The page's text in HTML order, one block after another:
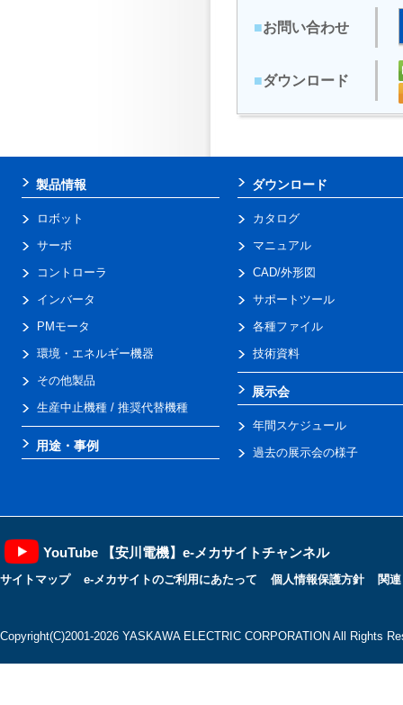
■お問い合わせ
■ダウンロード
製品情報
ロボット
サーボ
コントローラ
インバータ
PMモータ
環境・エネルギー機器
その他製品
生産中止機種 / 推奨代替機種
用途・事例
ダウンロード
カタログ
マニュアル
CAD/外形図
サポートツール
各種ファイル
技術資料
展示会
年間スケジュール
過去の展示会の様子
YouTube 【安川電機】e-メカサイトチャンネル
サイトマップ e-メカサイトのご利用にあたって 個人情報保護方針 関
Copyright(C)2001‐2026 YASKAWA ELECTRIC CORPORATION All Rights